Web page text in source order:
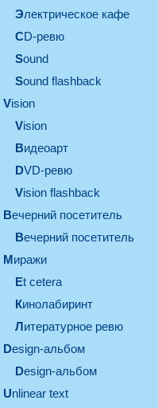
электрическое кафе
CD-ревю
sound
Sound flashback
vision
vision
видеоарт
DVD-ревю
Vision flashback
вечерний посетитель
вечерний посетитель
миражи
et cetera
кинолабиринт
литературное ревю
design-альбом
design-альбом
unlinear text